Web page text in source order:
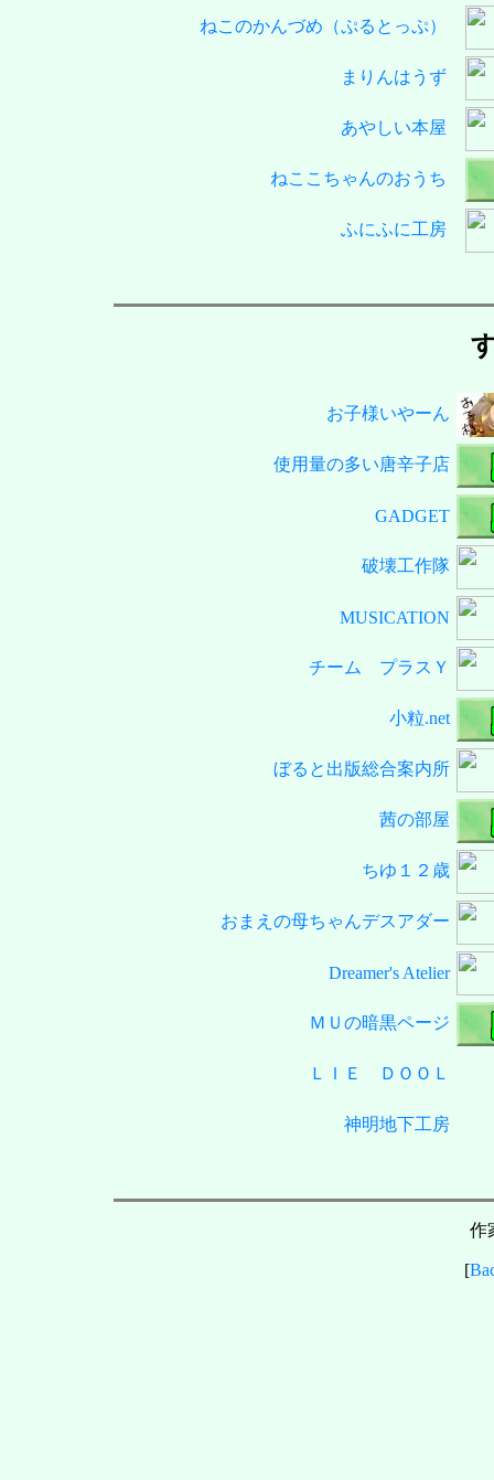
ねこのかんづめ（ぷるとっぷ）
まりんはうず
あやしい本屋
ねここちゃんのおうち
ふにふに工房
お子様いやーん
使用量の多い唐辛子店
GADGET
破壊工作隊
MUSICATION
チーム プラスＹ
小粒.net
ぼると出版総合案内所
茜の部屋
ちゆ１２歳
おまえの母ちゃんデスアダー
Dreamer's Atelier
ＭＵの暗黒ページ
ＬＩＥ ＤＯＯＬ
神明地下工房
作
[